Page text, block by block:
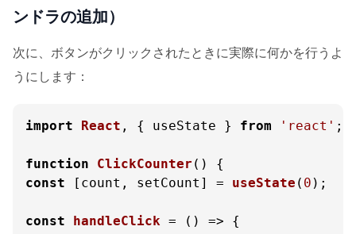
ンドラの追加）
次に、ボタンがクリックされたときに実際に何かを行うよ
うにします：
import React , { useState } from 'react' ;
function ClickCounter (
const [count, setCount] = useState ( 0 );
const handleClick = (